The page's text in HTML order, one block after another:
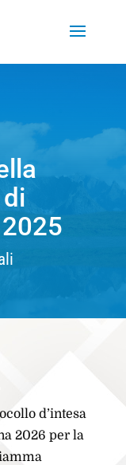
d’intesa
2026 per la